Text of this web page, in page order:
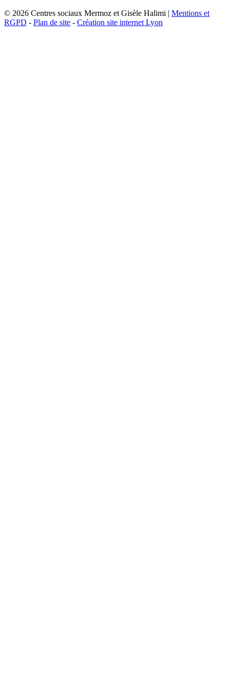
© 2026 Centres sociaux Mermoz et Gisèle Halimi | Mentions et
RGPD - Plan de site - Création site internet Lyon